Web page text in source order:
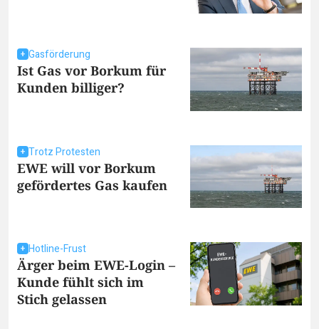
Gasförderung
Ist Gas vor Borkum für
Kunden billiger?
Trotz Protesten
EWE will vor Borkum
gefördertes Gas kaufen
Hotline-Frust
Ärger beim EWE-Login –
Kunde fühlt sich im
Stich gelassen